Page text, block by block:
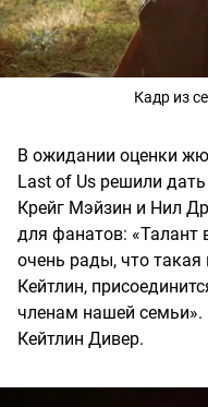
Кадр из
В ожидании оценки
Last of Us решили
Крейг Мэйзин и Нил
для фанатов: «Талант
очень рады, что такая
Кейтлин,
членам нашей семьи».
Кейтлин Дивер.